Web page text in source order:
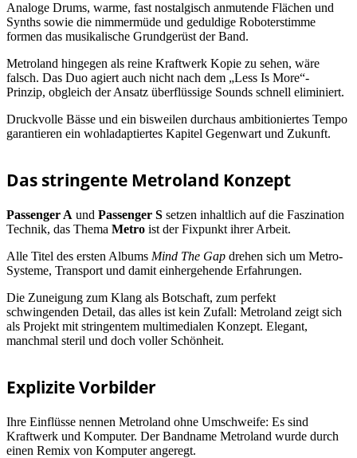
Analoge Drums, warme, fast nostalgisch anmutende Flächen und
Synths sowie die nimmermüde und geduldige Roboterstimme
formen das musikalische Grundgerüst der Band.
Metroland hingegen als reine Kraftwerk Kopie zu sehen, wäre
falsch. Das Duo agiert auch nicht nach dem „Less Is More“-
Prinzip, obgleich der Ansatz überflüssige Sounds schnell eliminiert.
Druckvolle Bässe und ein bisweilen durchaus ambitioniertes Tempo
garantieren ein wohladaptiertes Kapitel Gegenwart und Zukunft.
Das stringente Metroland Konzept
Passenger A und Passenger S setzen inhaltlich auf die Faszination
Technik, das Thema Metro ist der Fixpunkt ihrer Arbeit.
Alle Titel des ersten Albums Mind The Gap drehen sich um Metro-
Systeme, Transport und damit einhergehende Erfahrungen.
Die Zuneigung zum Klang als Botschaft, zum perfekt
schwingenden Detail, das alles ist kein Zufall: Metroland zeigt sich
als Projekt mit stringentem multimedialen Konzept. Elegant,
manchmal steril und doch voller Schönheit.
Explizite Vorbilder
Ihre Einflüsse nennen Metroland ohne Umschweife: Es sind
Kraftwerk und Komputer. Der Bandname Metroland wurde durch
einen Remix von Komputer angeregt.